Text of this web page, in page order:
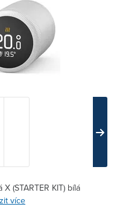
(STARTER KIT) bílá
více